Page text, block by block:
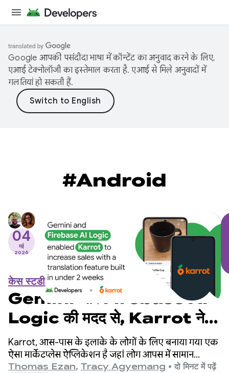
Google आपकी पसंदीदा भाषा में कॉन्टेंट का अनुवाद करने के लिए,
एआई टेक्नोलॉजी का इस्तेमाल करता है. एआई से मिले अनुवादों में
गलतियां हो सकती हैं.
#Android
04
मई
2026
केस स्टडी
Gemini और Firebase AI
Logic की मदद से, Karrot ने दो
हफ़्तों से भी कम समय में अनुवाद की
सुविधा तैयार की और बिक्री बढ़ाई
Karrot, आस-पास के इलाके के लोगों के लिए बनाया गया एक
ऐसा मार्केटप्लेस ऐप्लिकेशन है जहां लोग आपस में सामान
खरीदते, बेचते, और बदलते हैं. इस ऐप्लिकेशन पर, पुष्टि किए गए
Thomas Ezan, Tracy Agyemang • दो मिनट में पढ़ें